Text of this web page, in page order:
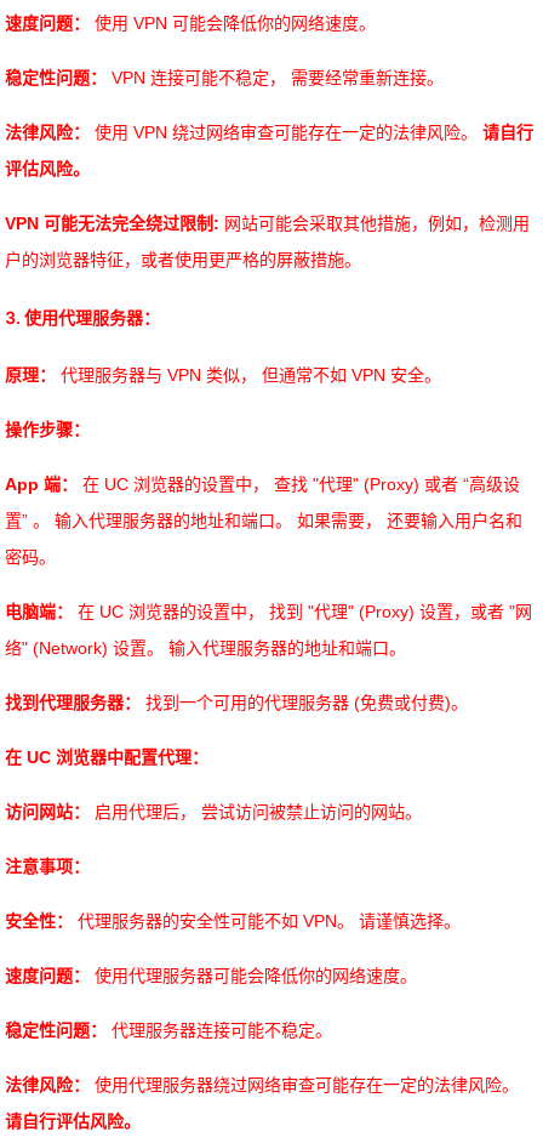
速度问题： 使用 VPN 可能会降低你的网络速度。
稳定性问题： VPN 连接可能不稳定， 需要经常重新连接。
法律风险： 使用 VPN 绕过网络审查可能存在一定的法律风险。请自行
评估风险。
VPN 可能无法完全绕过限制: 网站可能会采取其他措施，例如，检测用
户的浏览器特征，或者使用更严格的屏蔽措施。
3. 使用代理服务器：
原理： 代理服务器与 VPN 类似， 但通常不如 VPN 安全。
操作步骤：
App 端：
在 UC 浏览器的设置中， 查找 "代理" (Proxy) 或者 “高级设
置” 。 输入代理服务器的地址和端口。 如果需要， 还要输入用户名和
密码。
电脑端：
在 UC 浏览器的设置中， 找到 "代理" (Proxy) 设置，或者 "网
络" (Network) 设置。 输入代理服务器的地址和端口。
找到代理服务器： 找到一个可用的代理服务器 (免费或付费)。
在 UC 浏览器中配置代理：
访问网站： 启用代理后， 尝试访问被禁止访问的网站。
注意事项：
安全性： 代理服务器的安全性可能不如 VPN。 请谨慎选择。
速度问题： 使用代理服务器可能会降低你的网络速度。
稳定性问题： 代理服务器连接可能不稳定。
法律风险：
使用代理服务器绕过网络审查可能存在一定的法律风险。
请自行评估风险。